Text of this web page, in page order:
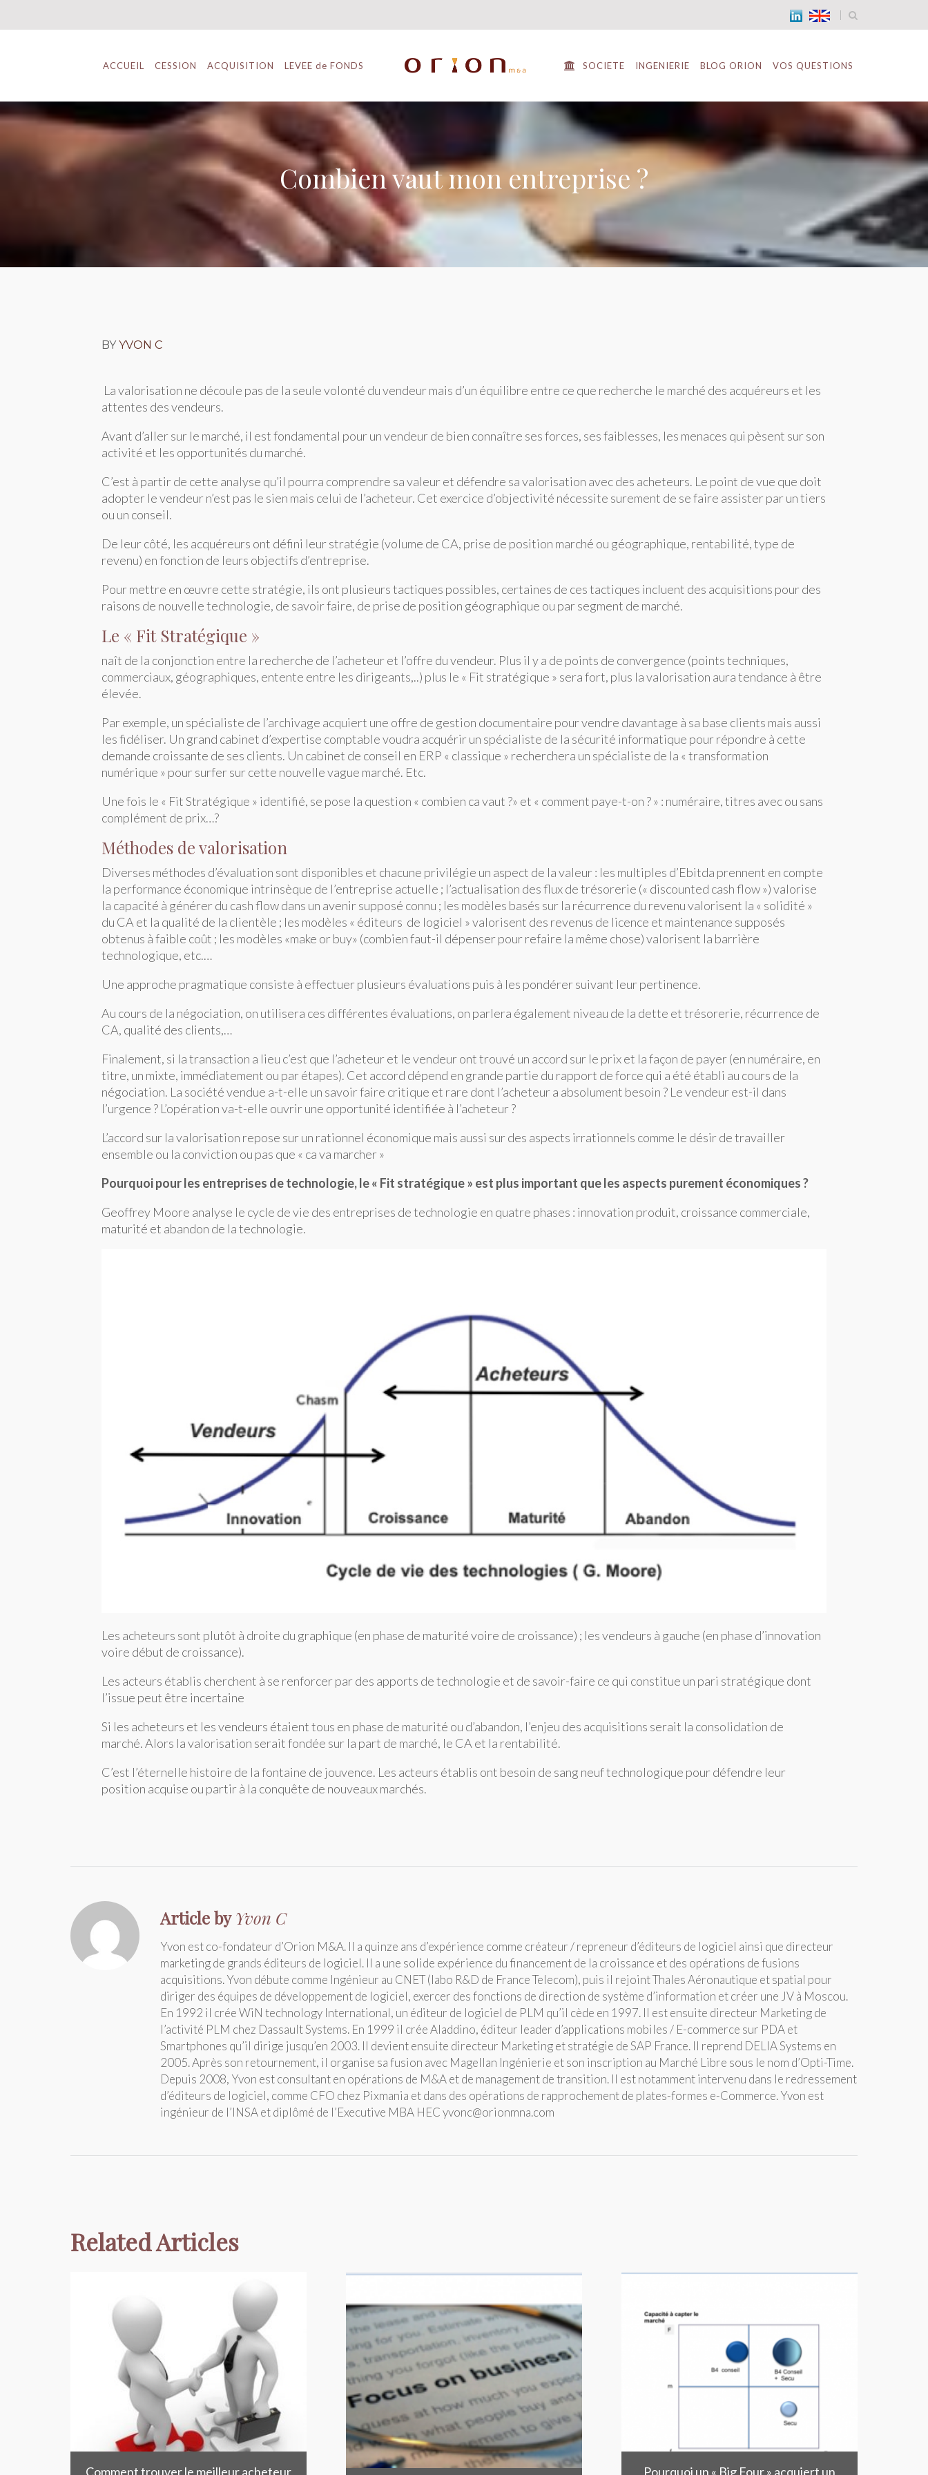
ACCUEIL CESSION ACQUISITION LEVEE de FONDS SOCIETE INGENIERIE BLOG ORION VOS QUESTIONS
Combien vaut mon entreprise ?
BYYVON C
La valorisation ne découle pas de la seule volonté du vendeur mais d’un équilibre entre ce que recherche le marché des acquéreurs et les
attentes des vendeurs.
Avant d’aller sur le marché, il est fondamental pour un vendeur de bien connaître ses forces, ses faiblesses, les menaces qui pèsent sur son
activité et les opportunités du marché.
C’est à partir de cette analyse qu’il pourra comprendre sa valeur et défendre sa valorisation avec des acheteurs. Le point de vue que doit
adopter le vendeur n’est pas le sien mais celui de l’acheteur. Cet exercice d’objectivité nécessite surement de se faire assister par un tiers
ou un conseil.
De leur côté, les acquéreurs ont défini leur stratégie (volume de CA, prise de position marché ou géographique, rentabilité, type de
revenu) en fonction de leurs objectifs d’entreprise.
Pour mettre en œuvre cette stratégie, ils ont plusieurs tactiques possibles, certaines de ces tactiques incluent des acquisitions pour des
raisons de nouvelle technologie, de savoir faire, de prise de position géographique ou par segment de marché.
Le « Fit Stratégique »
naît de la conjonction entre la recherche de l’acheteur et l’offre du vendeur. Plus il y a de points de convergence (points techniques,
commerciaux, géographiques, entente entre les dirigeants,..) plus le « Fit stratégique » sera fort, plus la valorisation aura tendance à être
élevée.
Par exemple, un spécialiste de l’archivage acquiert une offre de gestion documentaire pour vendre davantage à sa base clients mais aussi
les fidéliser. Un grand cabinet d’expertise comptable voudra acquérir un spécialiste de la sécurité informatique pour répondre à cette
demande croissante de ses clients. Un cabinet de conseil en ERP « classique » recherchera un spécialiste de la « transformation
numérique » pour surfer sur cette nouvelle vague marché. Etc.
Une fois le « Fit Stratégique » identifié, se pose la question « combien ca vaut ?» et « comment paye-t-on ? » : numéraire, titres avec ou sans
complément de prix…?
Méthodes de valorisation
Diverses méthodes d’évaluation sont disponibles et chacune privilégie un aspect de la valeur : les multiples d’Ebitda prennent en compte
la performance économique intrinsèque de l’entreprise actuelle ; l’actualisation des flux de trésorerie (« discounted cash flow ») valorise
la capacité à générer du cash flow dans un avenir supposé connu ; les modèles basés sur la récurrence du revenu valorisent la « solidité »
du CA et la qualité de la clientèle ; les modèles « éditeurs de logiciel » valorisent des revenus de licence et maintenance supposés
obtenus à faible coût ; les modèles «make or buy» (combien faut-il dépenser pour refaire la même chose) valorisent la barrière
technologique, etc.…
Une approche pragmatique consiste à effectuer plusieurs évaluations puis à les pondérer suivant leur pertinence.
Au cours de la négociation, on utilisera ces différentes évaluations, on parlera également niveau de la dette et trésorerie, récurrence de
CA, qualité des clients,…
Finalement, si la transaction a lieu c’est que l’acheteur et le vendeur ont trouvé un accord sur le prix et la façon de payer (en numéraire, en
titre, un mixte, immédiatement ou par étapes). Cet accord dépend en grande partie du rapport de force qui a été établi au cours de la
négociation. La société vendue a-t-elle un savoir faire critique et rare dont l’acheteur a absolument besoin ? Le vendeur est-il dans
l’urgence ? L’opération va-t-elle ouvrir une opportunité identifiée à l’acheteur ?
L’accord sur la valorisation repose sur un rationnel économique mais aussi sur des aspects irrationnels comme le désir de travailler
ensemble ou la conviction ou pas que « ca va marcher »
Pourquoi pour les entreprises de technologie, le « Fit stratégique » est plus important que les aspects purement économiques ?
Geoffrey Moore analyse le cycle de vie des entreprises de technologie en quatre phases : innovation produit, croissance commerciale,
maturité et abandon de la technologie.
Les acheteurs sont plutôt à droite du graphique (en phase de maturité voire de croissance) ; les vendeurs à gauche (en phase d’innovation
voire début de croissance).
Les acteurs établis cherchent à se renforcer par des apports de technologie et de savoir-faire ce qui constitue un pari stratégique dont
l’issue peut être incertaine
Si les acheteurs et les vendeurs étaient tous en phase de maturité ou d’abandon, l’enjeu des acquisitions serait la consolidation de
marché. Alors la valorisation serait fondée sur la part de marché, le CA et la rentabilité.
C’est l’éternelle histoire de la fontaine de jouvence. Les acteurs établis ont besoin de sang neuf technologique pour défendre leur
position acquise ou partir à la conquête de nouveaux marchés.
Article byYvon C
Yvon est co-fondateur d’Orion M&A. Il a quinze ans d’expérience comme créateur / repreneur d’éditeurs de logiciel ainsi que directeur
marketing de grands éditeurs de logiciel. Il a une solide expérience du financement de la croissance et des opérations de fusions
acquisitions. Yvon débute comme Ingénieur au CNET (labo R&D de France Telecom), puis il rejoint Thales Aéronautique et spatial pour
diriger des équipes de développement de logiciel, exercer des fonctions de direction de système d’information et créer une JV à Moscou.
En 1992 il crée WiN technology International, un éditeur de logiciel de PLM qu’il cède en 1997. Il est ensuite directeur Marketing de
l’activité PLM chez Dassault Systems. En 1999 il crée Aladdino, éditeur leader d’applications mobiles / E-commerce sur PDA et
Smartphones qu’il dirige jusqu’en 2003. Il devient ensuite directeur Marketing et stratégie de SAP France. Il reprend DELIA Systems en
2005. Après son retournement, il organise sa fusion avec Magellan Ingénierie et son inscription au Marché Libre sous le nom d’Opti-Time.
Depuis 2008, Yvon est consultant en opérations de M&A et de management de transition. Il est notamment intervenu dans le redressement
d’éditeurs de logiciel, comme CFO chez Pixmania et dans des opérations de rapprochement de plates-formes e-Commerce. Yvon est
ingénieur de l’INSA et diplômé de l’Executive MBA HEC yvonc@orionmna.com
Related Articles
Comment trouver le meilleur acheteur Pourquoi un « Big Four » acquiert un